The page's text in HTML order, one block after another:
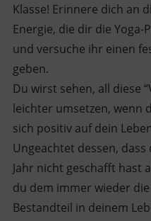
Klasse! Erinnere dich an
Energie, die dir die
und versuche ihr einen
geben.
Du wirst sehen, all diese
leichter umsetzen, wenn
sich positiv auf dein
Ungeachtet dessen,
Jahr nicht geschafft hast
du dem immer wieder
Bestandteil in deinem